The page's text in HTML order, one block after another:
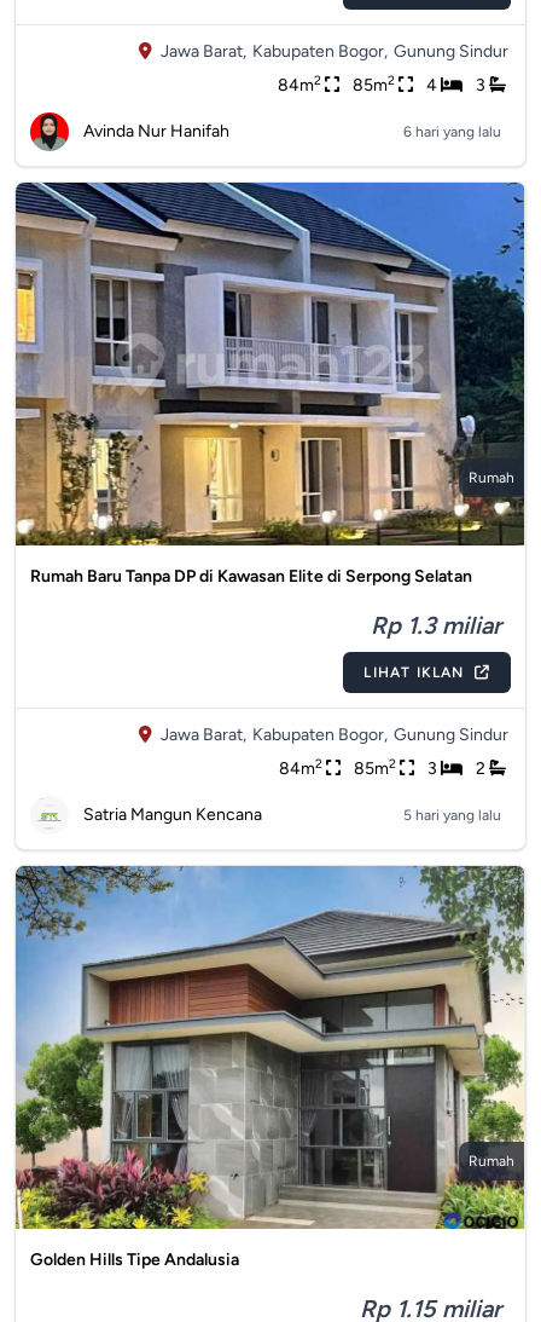
Jawa Barat, Kabupaten Bogor, Gunung Sindur
84m2 85m2 4 3
Avinda Nur Hanifah 6 hari yang lalu
Rumah
Rumah Baru Tanpa DP di Kawasan Elite di Serpong Selatan
Rp 1.3 miliar
LIHAT IKLAN
Jawa Barat, Kabupaten Bogor, Gunung Sindur
84m2 85m2 3 2
Satria Mangun Kencana 5 hari yang lalu
Rumah
Golden Hills Tipe Andalusia
Rp 1.15 miliar